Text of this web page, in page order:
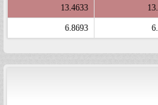
13.4633
6.8693